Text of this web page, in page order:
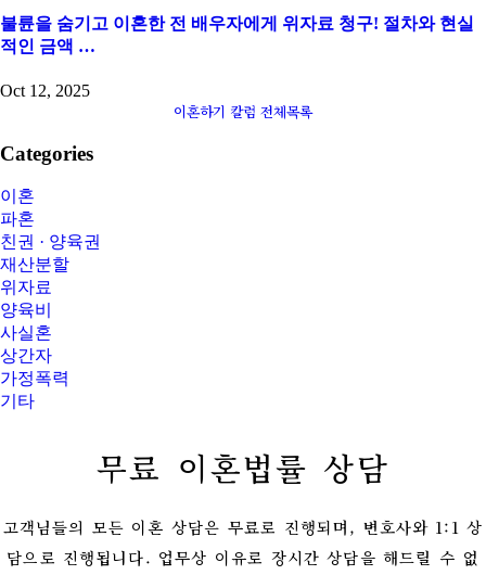
불륜을 숨기고 이혼한 전 배우자에게 위자료 청구! 절차와 현실
적인 금액 …
Oct 12, 2025
이혼하기 칼럼 전체목록
Categories
이혼
파혼
친권 · 양육권
재산분할
위자료
양육비
사실혼
상간자
가정폭력
기타
무료 이혼법률 상담
고객님들의 모든 이혼 상담은 무료로 진행되며, 변호사와 1:1 상
담으로 진행됩니다. 업무상 이유로 장시간 상담을 해드릴 수 없